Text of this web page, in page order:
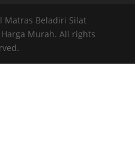
Matras Beladiri Silat
Murah. All rights